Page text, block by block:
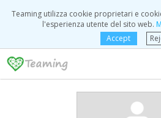
Teaming utilizza cookie proprietari e
l'esperienza utente del sito web.
Accept